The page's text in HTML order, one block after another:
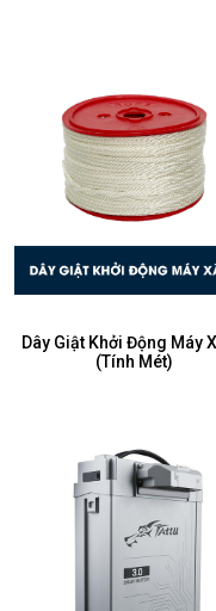
Dây Giật Khởi Động Máy
(Tính Mét)